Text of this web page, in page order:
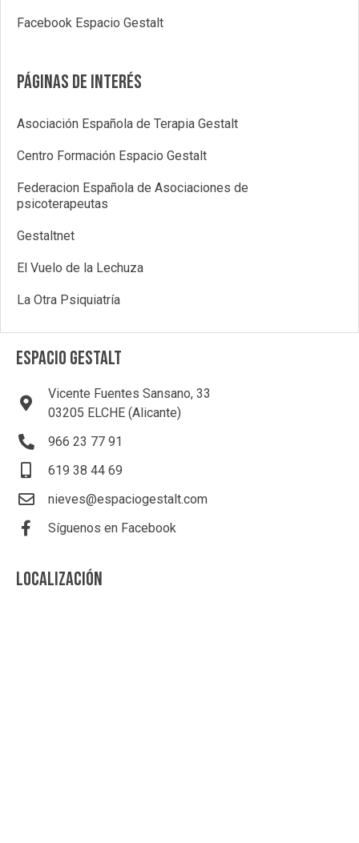
Facebook Espacio Gestalt
Páginas de interés
Asociación Española de Terapia Gestalt
Centro Formación Espacio Gestalt
Federacion Española de Asociaciones de
psicoterapeutas
Gestaltnet
El Vuelo de la Lechuza
La Otra Psiquiatría
ESPACIO GESTALT
Vicente Fuentes Sansano, 33
03205 ELCHE (Alicante)
966 23 77 91
619 38 44 69
nieves@espaciogestalt.com
Síguenos en Facebook
LOCALIZACIÓN